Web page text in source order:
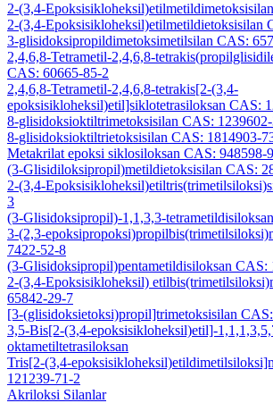
2-(3,4-
2-(3,4-Epoksisikloheksil)etilmetildietoksisilan
3-glisidoksipropildimetoksimetilsilan CAS:
2,4,6,8-Tetrametil-2,4,6,8-
CAS: 60665-85-2
2,4,6,8-Tetrametil-2,4,6,8-tetrakis[2-(3,4-
epoksisikloheksil)etil]siklotetrasiloksan CAS:
8-glisidoksioktiltrimetoksisilan CAS:
8-glisidoksioktiltrietoksisilan CAS: 1814903-
Metakrilat epoksi siklosiloksan CAS: 948598-
(3-Glisidiloksipropil)metildietoksisilan CAS:
2-(3,4-
3
(3-Glisidoksipropil)-1,1,3,3-
3-(2,3-
7422-52-8
(3-Glisidoksipropil)pentametildisiloksan CAS:
2-(3,4-Epoksisikloheksil)
65842-29-7
[3-(glisidoksietoksi)propil]trimetoksisilan
3,5-Bis[2-(3,4-epoksisikloheksil)etil]-
oktametiltetrasiloksan
Tris[2-(3,4-
121239-71-2
Akriloksi Silanlar